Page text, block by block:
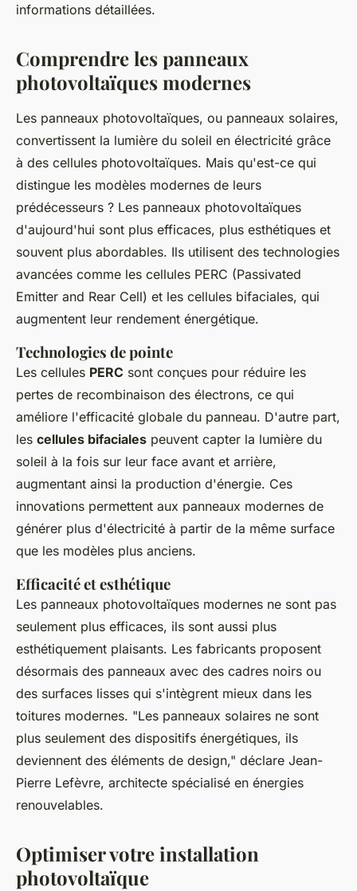
informations détaillées.
Comprendre les panneaux
photovoltaïques modernes
Les panneaux photovoltaïques, ou panneaux solaires,
convertissent la lumière du soleil en électricité grâce
à des cellules photovoltaïques. Mais qu'est-ce qui
distingue les modèles modernes de leurs
prédécesseurs ? Les panneaux photovoltaïques
d'aujourd'hui sont plus efficaces, plus esthétiques et
souvent plus abordables. Ils utilisent des technologies
avancées comme les cellules PERC (Passivated
Emitter and Rear Cell) et les cellules bifaciales, qui
augmentent leur rendement énergétique.
Technologies de pointe
Les cellules PERC sont conçues pour réduire les
pertes de recombinaison des électrons, ce qui
améliore l'efficacité globale du panneau. D'autre part,
les cellules bifaciales peuvent capter la lumière du
soleil à la fois sur leur face avant et arrière,
augmentant ainsi la production d'énergie. Ces
innovations permettent aux panneaux modernes de
générer plus d'électricité à partir de la même surface
que les modèles plus anciens.
Efficacité et esthétique
Les panneaux photovoltaïques modernes ne sont pas
seulement plus efficaces, ils sont aussi plus
esthétiquement plaisants. Les fabricants proposent
désormais des panneaux avec des cadres noirs ou
des surfaces lisses qui s'intègrent mieux dans les
toitures modernes. "Les panneaux solaires ne sont
plus seulement des dispositifs énergétiques, ils
deviennent des éléments de design," déclare Jean-
Pierre Lefèvre, architecte spécialisé en énergies
renouvelables.
Optimiser votre installation
photovoltaïque